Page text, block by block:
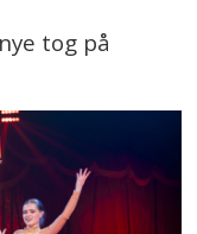
tog på